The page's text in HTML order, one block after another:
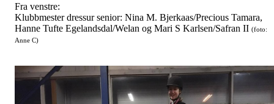
Fra venstre:
Klubbmester dressur senior: Nina M. Bjerkaas/Precious Tamara,
Hanne Tufte Egelandsdal/Welan og Mari S Karlsen/Safran II (foto:
Anne C)